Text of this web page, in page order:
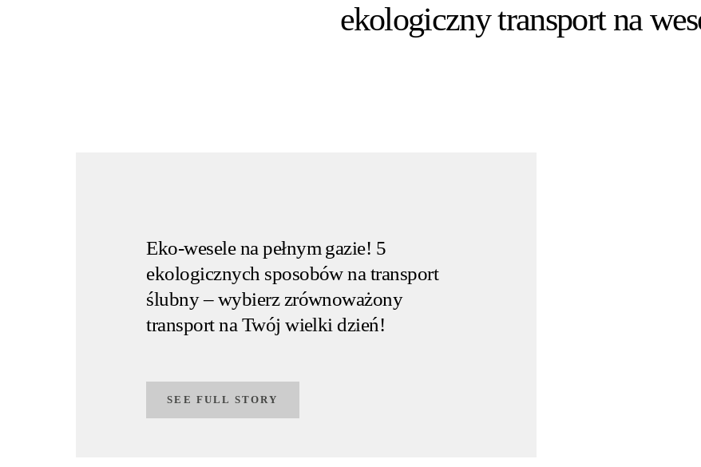
​ekologiczny transport na
Eko-wesele na pełnym gazie! 5
ekologicznych sposobów na transport
ślubny – wybierz zrównoważony
transport na Twój wielki dzień!
SEE FULL STORY